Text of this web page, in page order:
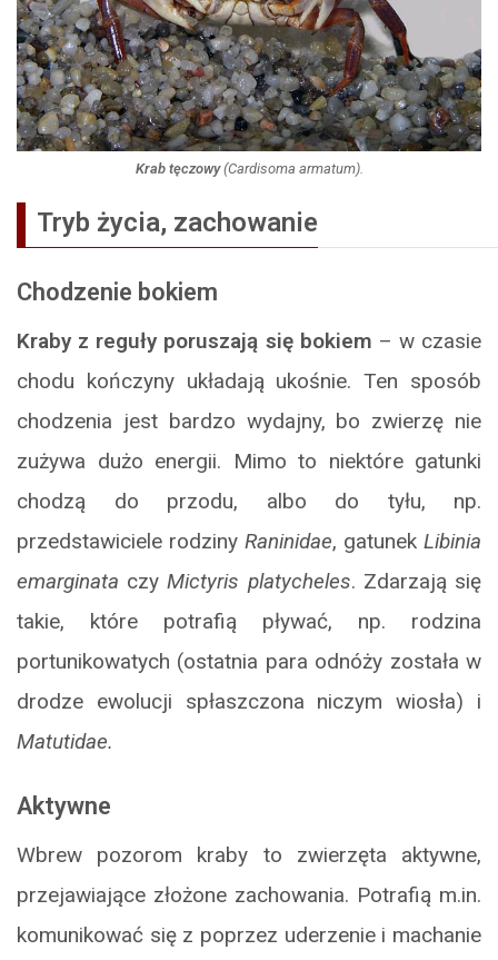
Krab tęczowy(Cardisoma armatum).
Tryb życia, zachowanie
Chodzenie bokiem
Kraby z reguły poruszają się bokiem – w czasie
chodu kończyny układają ukośnie. Ten sposób
chodzenia jest bardzo wydajny, bo zwierzę nie
zużywa dużo energii. Mimo to niektóre gatunki
chodzą do przodu, albo do tyłu, np.
przedstawiciele rodziny Raninidae, gatunek Libinia
emarginata czy Mictyris platycheles. Zdarzają się
takie, które potrafią pływać, np. rodzina
portunikowatych (ostatnia para odnóży została w
drodze ewolucji spłaszczona niczym wiosła) i
Matutidae.
Aktywne
Wbrew pozorom kraby to zwierzęta aktywne,
przejawiające złożone zachowania. Potrafią m.in.
komunikować się z poprzez uderzenie i machanie